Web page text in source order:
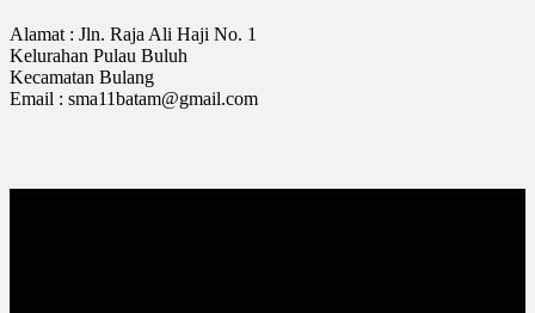
Alamat : Jln. Raja Ali Haji No. 1
Kelurahan Pulau Buluh
Kecamatan Bulang
Email : sma11batam@gmail.com